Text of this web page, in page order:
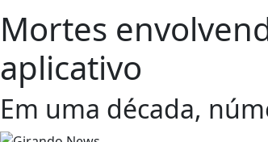
Mortes
aplicativo
Em uma década,